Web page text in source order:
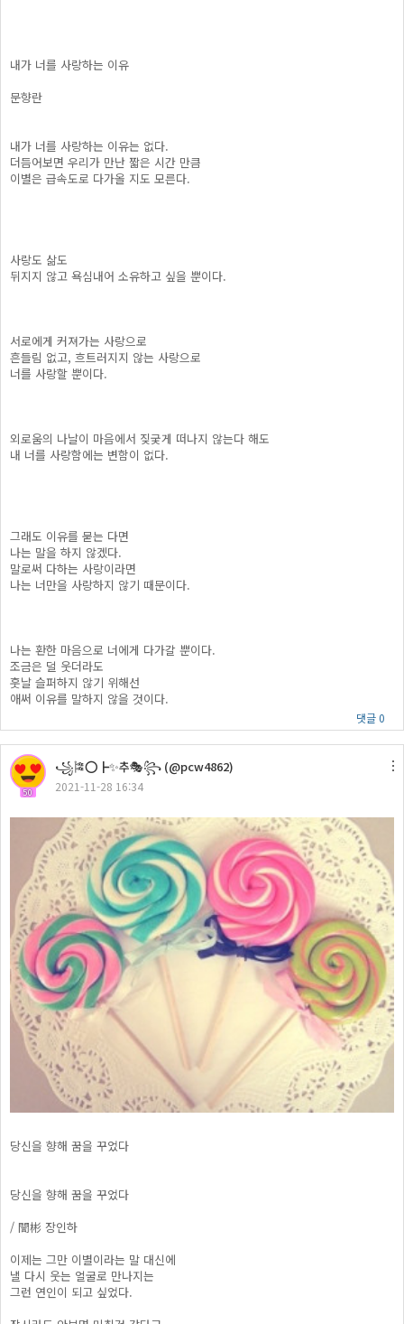
내가 너를 사랑하는 이유
문향란
내가 너를 사랑하는 이유는 없다.
더듬어보면 우리가 만난 짧은 시간 만큼
이별은 급속도로 다가올 지도 모른다.
사랑도 삶도
뒤지지 않고 욕심내어 소유하고 싶을 뿐이다.
서로에게 커져가는 사랑으로
흔들림 없고, 흐트러지지 않는 사랑으로
너를 사랑할 뿐이다.
외로움의 나날이 마음에서 짖궂게 떠나지 않는다 해도
내 너를 사랑함에는 변함이 없다.
그래도 이유를 묻는 다면
나는 말을 하지 않겠다.
말로써 다하는 사랑이라면
나는 너만을 사랑하지 않기 때문이다.
나는 환한 마음으로 너에게 다가갈 뿐이다.
조금은 덜 웃더라도
훗날 슬퍼하지 않기 위해선
애써 이유를 말하지 않을 것이다.
댓글 0
50
꧁🎏⭕┣✨추🎭꧂ (@pcw4862)
2021-11-28 16:34
당신을 향해 꿈을 꾸었다
당신을 향해 꿈을 꾸었다
/ 誾彬 장인하
이제는 그만 이별이라는 말 대신에
낼 다시 웃는 얼굴로 만나지는
그런 연인이 되고 싶었다.